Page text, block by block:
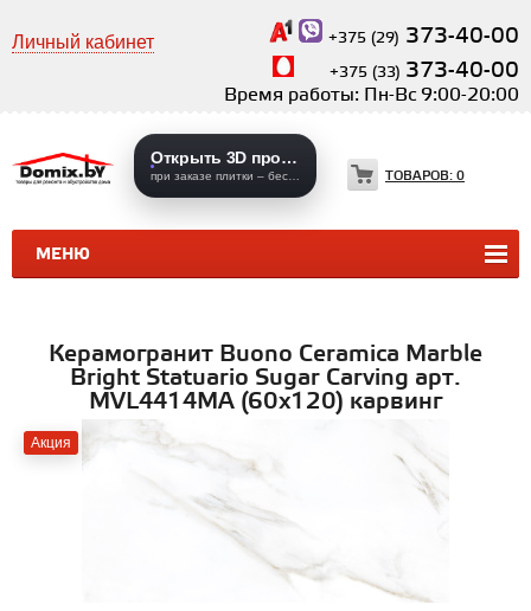
Личный кабинет +375 (29) 373-40-00
+375 (33) 373-40-00
Время работы: Пн-Вс 9:00-20:00
МЕНЮ
Открыть 3D проекты
ТОВАРОВ: 0
КЕРАМИЧЕСКАЯ ПЛИТКА
Керамогранит Buono Ceramica Marble
Bright Statuario Sugar Carving арт.
MVL4414MA (60x120) карвинг
Акция